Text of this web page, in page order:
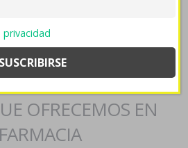
pilaricameds-
OFRECEMOS EN